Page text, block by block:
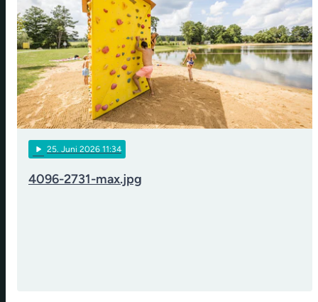
play_arrow 25. Juni 2026 11:34
4096-2731-max.jpg